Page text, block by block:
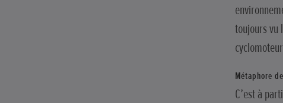
toujours vu
Métaphore
C’est à